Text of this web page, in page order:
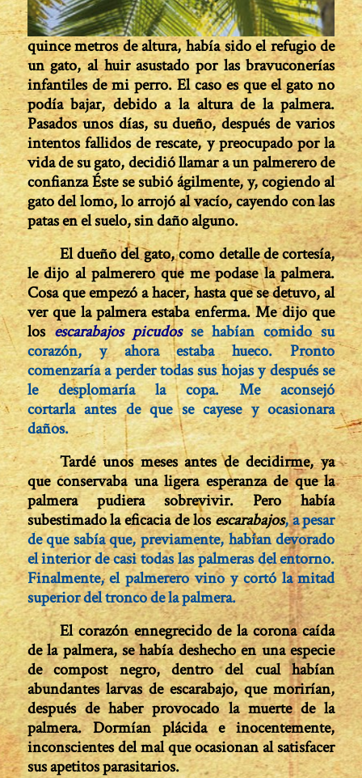
quince metros de altura, había sido el refugio de
un gato, al huir asustado por las bravuconerías
infantiles de mi perro. El caso es que el gato no
podía bajar, debido a la al­tura de la palmera.
Pasados unos días, su dueño, después de varios
intentos fallidos de rescate, y preocupado por la
vida de su gato, decidió llamar a un palmerero de
confianza Éste se subió ágilmente, y, cogiendo al
gato del lomo, lo arrojó al vacío, cayendo con las
patas en el suelo, sin daño alguno.
El dueño del gato, como detalle de cortesía,
le dijo al palmerero que me podase la palmera.
Cosa que empezó a hacer, hasta que se detuvo, al
ver que la palmera estaba enferma. Me dijo que
losescarabajos picudosse habían comido su
corazón, y ahora estaba hueco. Pronto
comenzaría a perder todas sus hojas y después se
le desplomaría la copa. Me aconsejó
cortarla antes de que se cayese y ocasionara
daños.
Tardé unos meses antes de decidirme, ya
que conservaba una ligera esperanza de que la
palmera pudiera sobrevivir. Pero había
subestimado la eficacia de losescarabajos, a pesar
de que sabía que, previamente, habían devorado
el interior de casi todas las palmeras del entorno.
Finalmente, el palmerero vino y cortó la mitad
superior del tronco de la palmera.
El corazón ennegrecido de la corona caída
de la palmera, se había deshecho en una especie
de compost negro, dentro del cual habían
abundantes larvas de escarabajo, que morirían,
después de haber provocado la muerte de la
palmera. Dormían plácida e inocentemente,
inconscientes del mal que ocasionan al satisfacer
sus apetitos parasitarios.